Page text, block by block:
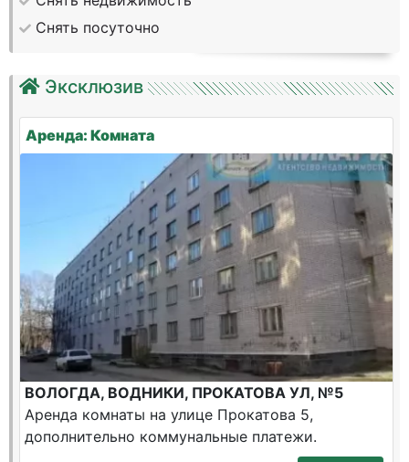
Снять посуточно
Эксклюзив
Аренда: Комната
ВОЛОГДА, ВОДНИКИ, ПРОКАТОВА УЛ, №5
Аренда комнаты на улице Прокатова 5,
дополнительно коммунальные платежи.